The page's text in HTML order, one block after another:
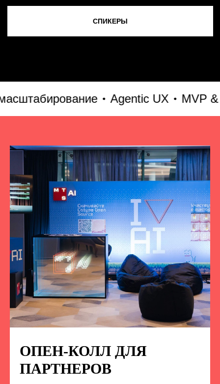
Agentic UX MVP & Go-
ОПЕН-КОЛЛ ДЛЯ
ПАРТНЕРОВ
ПОДПИСЫВАЙТЕСЬ
НА НАС В СОЦСЕТЯХ